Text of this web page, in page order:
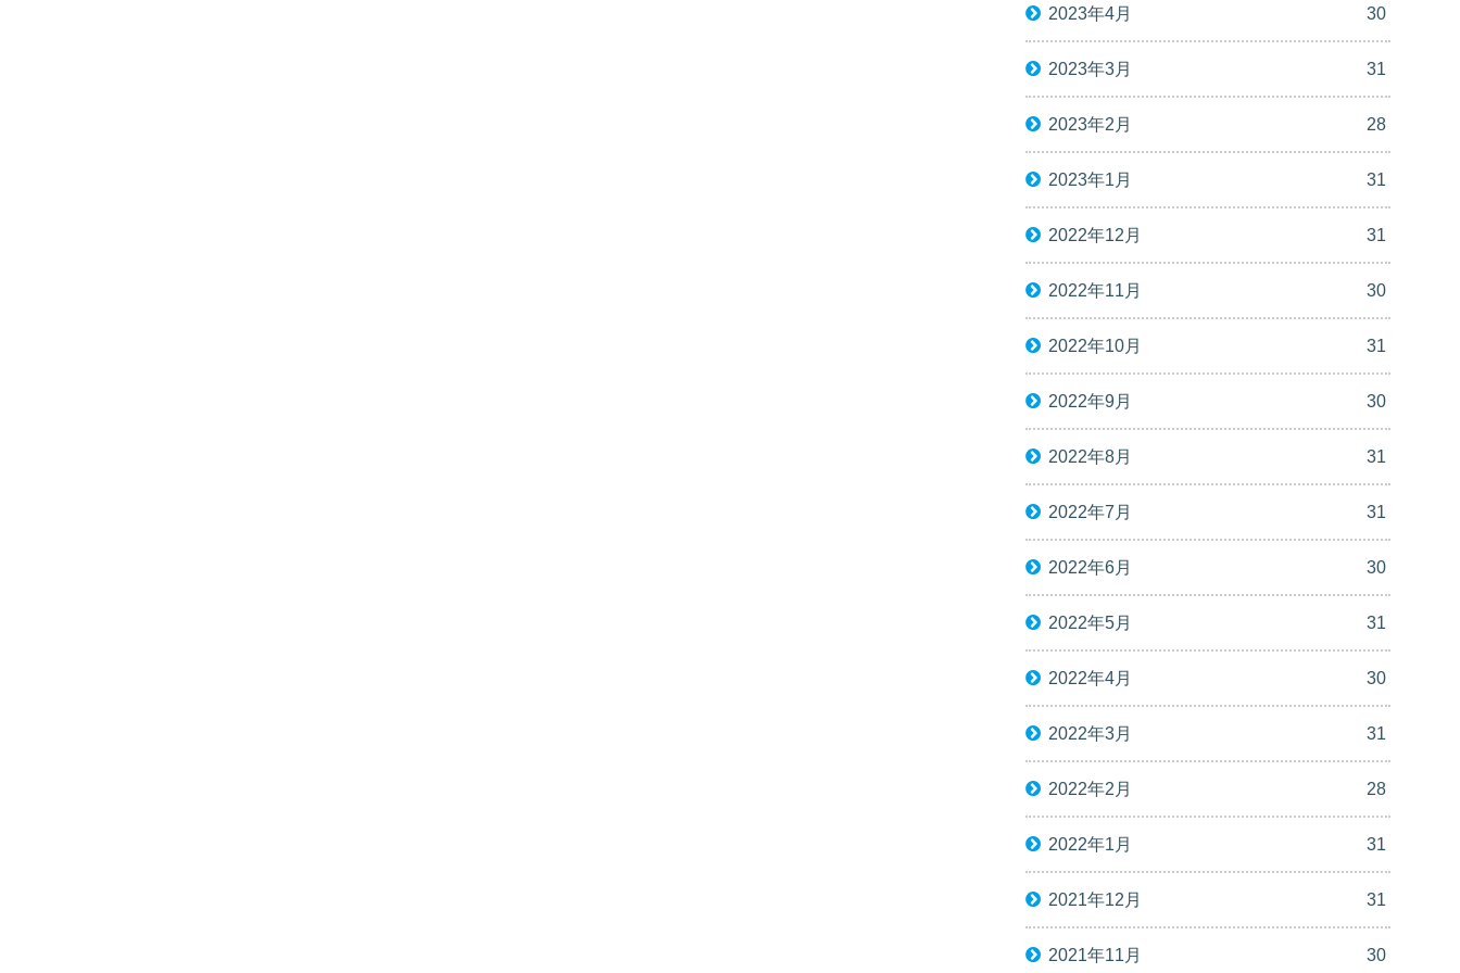
2023年4月 30
2023年3月 31
2023年2月 28
2023年1月 31
2022年12月 31
2022年11月 30
2022年10月 31
2022年9月 30
2022年8月 31
2022年7月 31
2022年6月 30
2022年5月 31
2022年4月 30
2022年3月 31
2022年2月 28
2022年1月 31
2021年12月 31
2021年11月 30